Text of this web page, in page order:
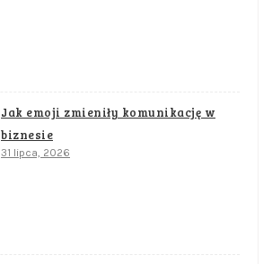
Jak emoji zmieniły komunikację w
biznesie
31 lipca, 2026